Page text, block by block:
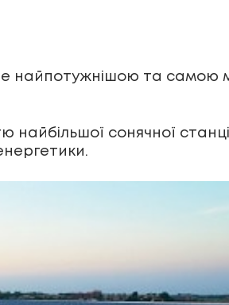
найпотужнішою та
найбільшої сонячної